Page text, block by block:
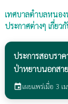
เทศบาลตำบลหนอ
ประกาศต่างๆ เกี่ยว
ประการสอบรา
ป่าหยาบนอกสา
eventเผยแพร่เมื่อ 3 เ